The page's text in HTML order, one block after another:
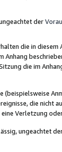
der
die in diesem
Anhang
die im
(beispielsweise
die nicht
Verletzung
ungeachtet